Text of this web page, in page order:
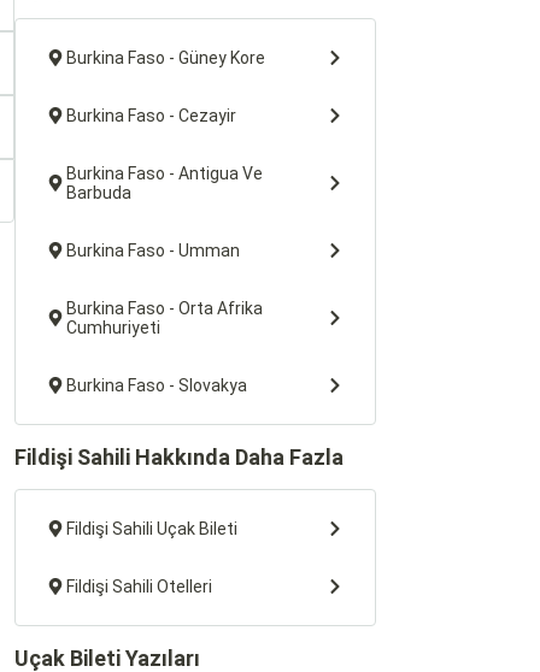
Burkina Faso - Güney Kore
Burkina Faso - Cezayir
Burkina Faso - Antigua Ve
Barbuda
Burkina Faso - Umman
Burkina Faso - Orta Afrika
Cumhuriyeti
Burkina Faso - Slovakya
Fildişi Sahili Hakkında Daha Fazla
Fildişi Sahili Uçak Bileti
Fildişi Sahili Otelleri
Uçak Bileti Yazıları